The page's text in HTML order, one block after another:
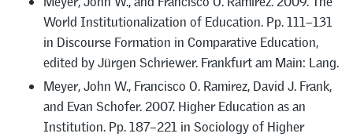
World Institutionalization of Education. Pp. 111–131
in Discourse Formation in Comparative Education,
edited by Jürgen Schriewer. Frankfurt am Main: Lang.
Meyer, John W., Francisco O. Ramirez, David J. Frank,
and Evan Schofer. 2007. Higher Education as an
Institution. Pp. 187–221 in Sociology of Higher